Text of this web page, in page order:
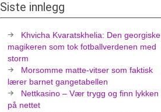
Siste innlegg
Khvicha Kvaratskhelia: Den georgiske
magikeren som tok fotballverdenen med
storm
Morsomme matte-vitser som faktisk
lærer barnet gangetabellen
Nettkasino – Vær trygg og finn lykken
på nettet